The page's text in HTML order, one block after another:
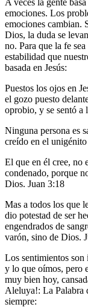
emociones. Los
emociones cambian.
Dios, la duda se
no. Para que la fe
estabilidad que
basada en Jesús:
Puestos los ojos en
el gozo puesto
oprobio, y se sentó a
Ninguna persona es
creído en el
El que en él cree, no
condenado, porque
Dios. Juan 3:18
Mas a todos los que
dio potestad de ser
engendrados de
varón, sino de Dios.
Los sentimientos
y lo que oímos, pero
muy bien hoy,
Aleluya!: La Palabra
siempre: